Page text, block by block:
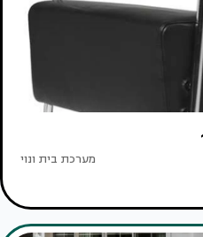
מערכת בית ונוי